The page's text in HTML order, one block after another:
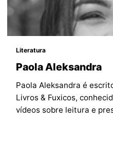
Literatura
Paola Aleksandra
Paola Aleksandra é
Livros & Fuxicos,
vídeos sobre leitura e